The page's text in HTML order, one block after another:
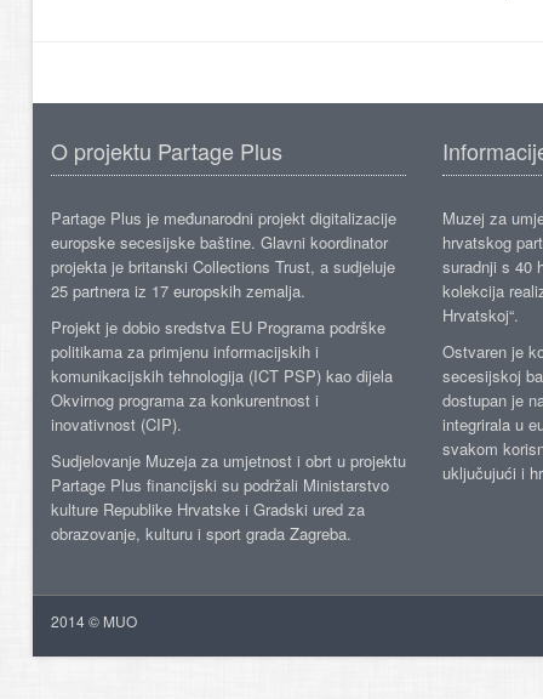
O projektu Partage Plus
Partage Plus je međunarodni projekt digitalizacije
europske secesijske baštine. Glavni koordinator
projekta je britanski Collections Trust, a sudjeluje
25 partnera iz 17 europskih zemalja.
Projekt je dobio sredstva EU Programa podrške
politikama za primjenu informacijskih i
komunikacijskih tehnologija (ICT PSP) kao dijela
Okvirnog programa za konkurentnost i
inovativnost (CIP).
Sudjelovanje Muzeja za umjetnost i obrt u projektu
Partage Plus financijski su podržali Ministarstvo
kulture Republike Hrvatske i Gradski ured za
obrazovanje, kulturu i sport grada Zagreba.
Muzej za
hrvatskog
suradnji s 40
kolekcija
Hrvatskoj“.
Ostvaren je
secesijskoj
dostupan je
integrirala u
svakom
uključujući i
2014 © MUO